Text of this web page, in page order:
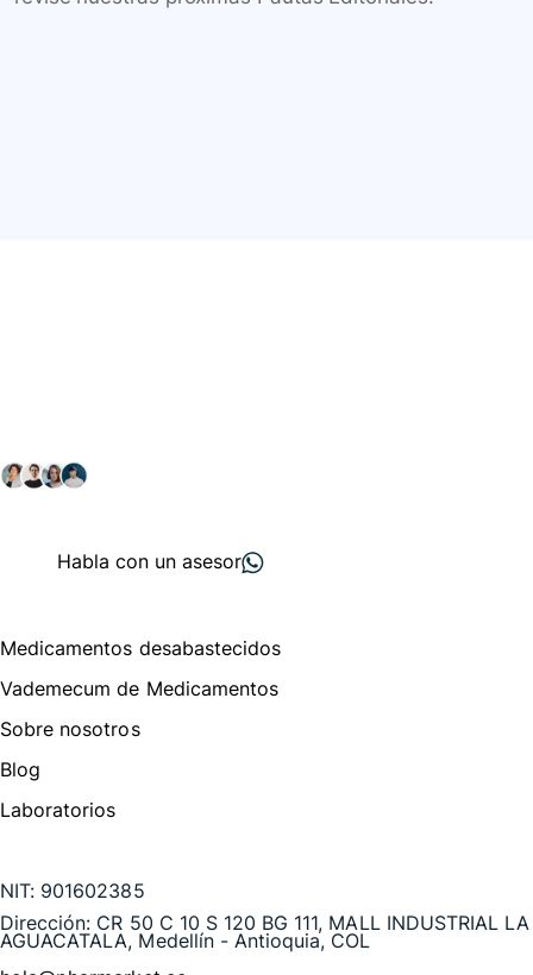
Habla con un asesor
Medicamentos desabastecidos
Vademecum de Medicamentos
Sobre nosotros
Blog
Laboratorios
NIT: 901602385
Dirección: CR 50 C 10 S 120 BG 111, MALL INDUSTRIAL LA
AGUACATALA, Medellín - Antioquia, COL